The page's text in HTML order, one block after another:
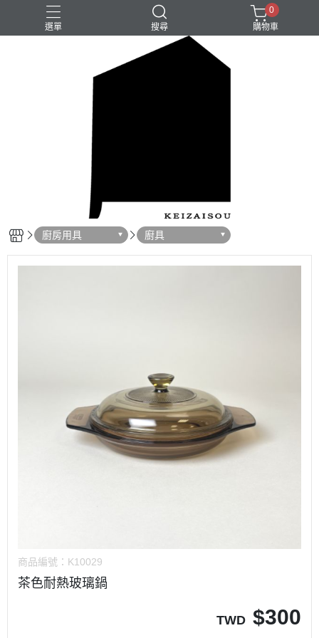
選單 搜尋
0
購物車
廚房用具 廚具
商品編號： K10029
茶色耐熱玻璃鍋
TWD $300